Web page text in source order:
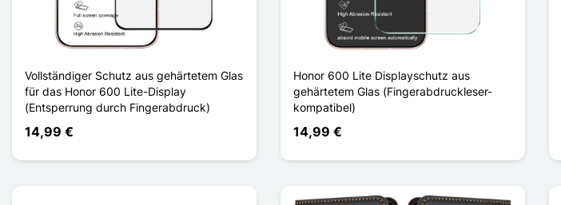
Vollständiger Schutz aus gehärtetem Glas
für das Honor 600 Lite-Display
(Entsperrung durch Fingerabdruck)
14,99 €
Honor 600 Lite Displayschutz aus
gehärtetem Glas (Fingerabdruckleser-
kompatibel)
14,99 €